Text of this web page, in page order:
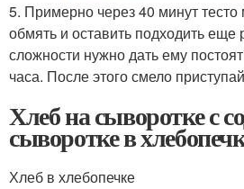
5. Примерно через 40 минут тесто
обмять и оставить подходить
сложности нужно дать ему
часа. После этого смело
Хлеб на сыворотке с
сыворотке в
Хлеб в хлебопечке